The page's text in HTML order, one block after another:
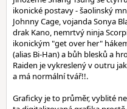
ikonické postavy - šaolinský
Johnny Cage, vojanda Sonya
drak Kano, nemrtvý ninja
ikonickým "get over her"
(alias Bi-Han) a bůh blesků a
Raiden je vykreslený v outru
a má normální tvář!!.
Graficky je to průměr, vyblité